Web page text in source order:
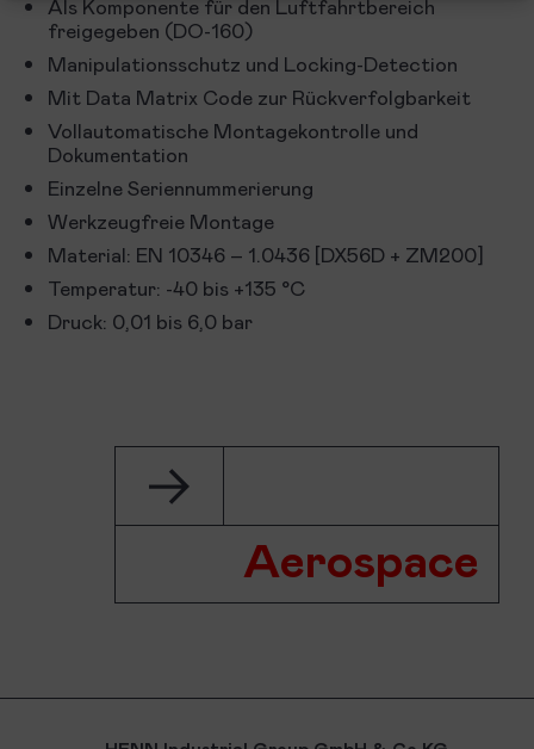
Als Komponente für den Luftfahrtbereich
freigegeben (DO-160)
Manipulationsschutz und Locking-Detection
Mit Data Matrix Code zur Rückverfolgbarkeit
Vollautomatische Montagekontrolle und
Dokumentation
Einzelne Seriennummerierung
Werkzeugfreie Montage
Material: EN 10346 – 1.0436 [DX56D + ZM200]
Temperatur: -40 bis +135 °C
Druck: 0,01 bis 6,0 bar
Aerospace